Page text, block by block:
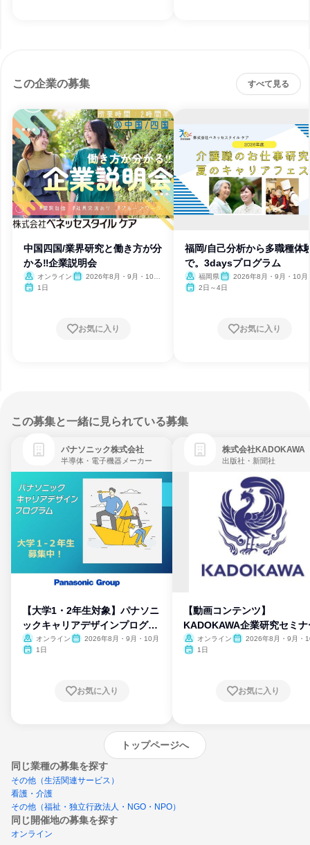
この企業の募集 すべて見る
中国四国/業界研究と働き方が分
かる‼企業説明会
オンライン
2026年8月・9月・10
1日
お気に入り
福岡/自己分析から多職種体
で。3daysプログラム
福岡県
2026年8月・9月・10月
2日～4日
お気に入り
この募集と一緒に見られている募集
パナソニック株式会社
半導体・電子機器メーカー
【大学1・2年生対象】パナソニ
ックキャリアデザインプログラ
ム
オンライン
2026年8月・9月・10月
1日
お気に入り
株式会社KADOKAWA
出版社・新聞社
【動画コンテンツ】
KADOKAWA企業研究セミナ
オンライン
2026年8月・9月・
1日
お気に入り
トップページへ
同じ業種の募集を探す
その他（生活関連サービス）
看護・介護
その他（福祉・独立行政法人・NGO・NPO）
同じ開催地の募集を探す
オンライン